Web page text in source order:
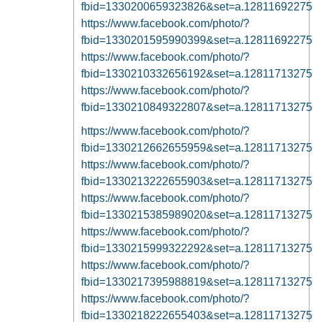
https://www.facebook.com/photo/?
https://www.facebook.com/photo/?
https://www.facebook.com/photo/?
https://www.facebook.com/photo/?
https://www.facebook.com/photo/?
https://www.facebook.com/photo/?
https://www.facebook.com/photo/?
https://www.facebook.com/photo/?
https://www.facebook.com/photo/?